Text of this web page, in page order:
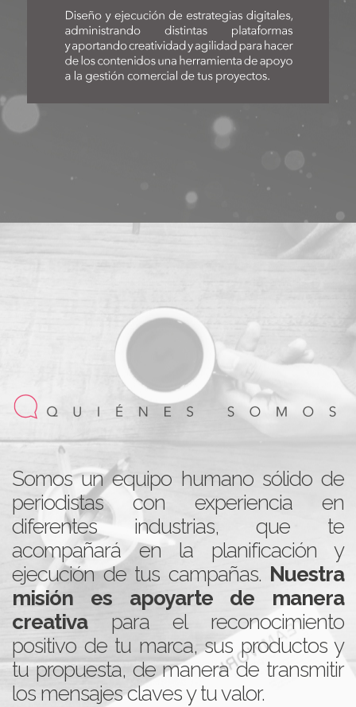
Somos un equipo humano sólido de
periodistas con experiencia en
diferentes industrias, que te
acompañará en la planificación y
ejecución de tus campañas. Nuestra
misión es apoyarte de manera
creativapara el reconocimiento
positivo de tu marca, sus productos y
tu propuesta, de manera de transmitir
los mensajes claves y tu valor.